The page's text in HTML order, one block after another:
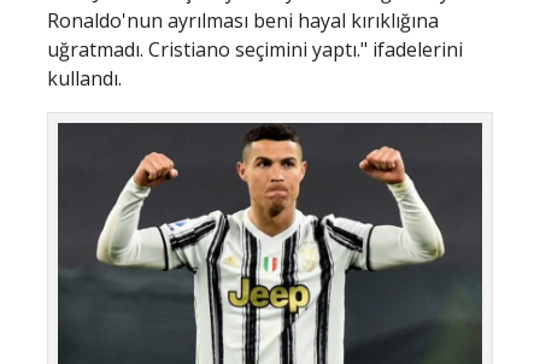
Ronaldo'nun ayrılması beni hayal kırıklığına
uğratmadı. Cristiano seçimini yaptı." ifadelerini
kullandı.